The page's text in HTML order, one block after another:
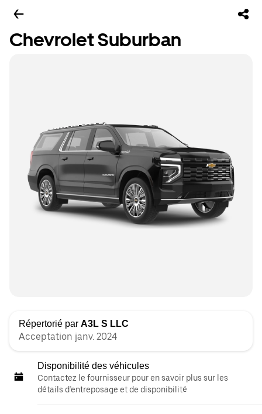
Chevrolet Suburban
Répertorié par A3L S LLC
Acceptation janv. 2024
Disponibilité des véhicules
Contactez le fournisseur pour en savoir plus sur les
détails d’entreposage et de disponibilité